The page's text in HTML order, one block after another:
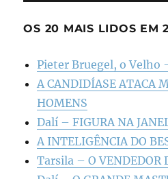
OS 20 MAIS LIDOS EM
Pieter Bruegel, o Velho
A CANDIDÍASE ATACA
HOMENS
Dalí – FIGURA NA
A INTELIGÊNCIA DO
Tarsila – O VENDEDOR